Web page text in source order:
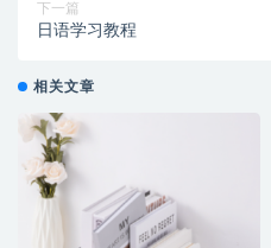
下一篇
日语学习教程
相关文章